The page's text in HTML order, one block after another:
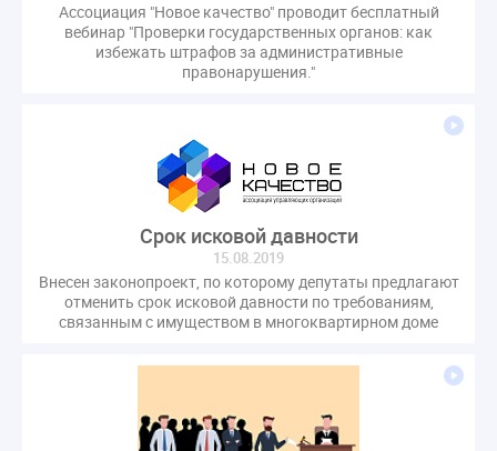
Ассоциация "Новое качество" проводит бесплатный
вебинар "Проверки государственных органов: как
избежать штрафов за административные
правонарушения."
Cрок исковой давности
15.08.2019
Внесен законопроект, по которому депутаты предлагают
отменить срок исковой давности по требованиям,
связанным с имуществом в многоквартирном доме